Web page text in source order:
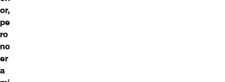
or,
pe
ro
no
er
a